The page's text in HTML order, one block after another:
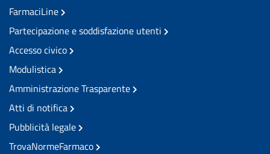
FarmaciLine
Partecipazione e soddisfazione utenti
Accesso civico
Modulistica
Amministrazione Trasparente
Atti di notifica
Pubblicità legale
TrovaNormeFarmaco